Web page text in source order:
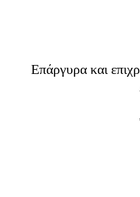
Επάργυρα και